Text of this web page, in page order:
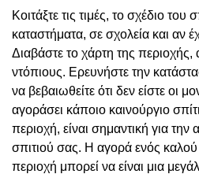
Κοιτάξτε τις τιμές, το σχέδιο του
καταστήματα, σε σχολεία και αν
Διαβάστε το χάρτη της περιοχής,
ντόπιους. Ερευνήστε την
να βεβαιωθείτε ότι δεν είστε οι
αγοράσει κάποιο καινούργιο
περιοχή, είναι σημαντική για
σπιτιού σας. Η αγορά ενός καλού
περιοχή μπορεί να είναι μια